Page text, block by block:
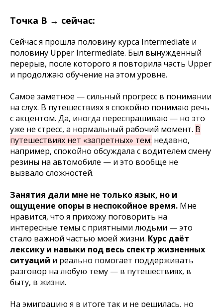
Точка B → сейчас:
Сейчас я прошла половину курса Intermediate и
половину Upper Intermediate. Был вынужденный
перерыв, после которого я повторила часть Upper
и продолжаю обучение на этом уровне.
Самое заметное — сильный прогресс в понимании
на слух. В путешествиях я спокойно понимаю речь
с акцентом. Да, иногда переспрашиваю — но это
уже не стресс, а нормальный рабочий момент. В
путешествиях нет «запретных» тем: недавно,
например, спокойно обсуждала с водителем смену
резины на автомобиле — и это вообще не
вызвало сложностей.
Занятия дали мне не только язык, но и
ощущение опоры в неспокойное время. Мне
нравится, что я прихожу поговорить на
интересные темы с приятными людьми — это
стало важной частью моей жизни. Курс даёт
лексику и навыки под весь спектр жизненных
ситуаций и реально помогает поддерживать
разговор на любую тему — в путешествиях, в
быту, в жизни.
На эмиграцию я в итоге так и не решилась, но